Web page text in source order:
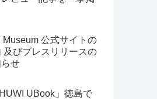
Museum 公式サイトの
及びプレスリリースの
せ
UBook」徳島で